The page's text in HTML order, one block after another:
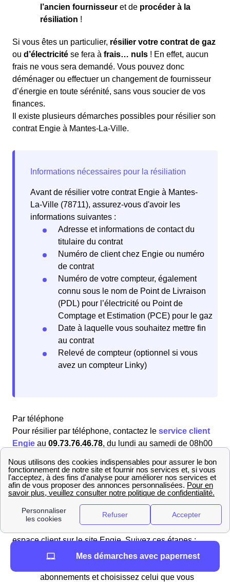
l’ancien fournisseur et de procéder à la
résiliation !
Si vous êtes un particulier, résilier votre contrat de gaz
ou d’électricité se fera à frais… nuls ! En effet, aucun
frais ne vous sera demandé. Vous pouvez donc
déménager ou effectuer un changement de fournisseur
d’énergie en toute sérénité, sans vous soucier de vos
finances.
Il existe plusieurs démarches possibles pour résilier son
contrat Engie à Mantes-La-Ville.
Avant de résilier votre contrat Engie à Mantes-
La-Ville (78711), assurez-vous d'avoir les
informations suivantes :
Adresse et informations de contact du
titulaire du contrat
Numéro de client chez Engie ou numéro
de contrat
Numéro de votre compteur, également
connu sous le nom de Point de Livraison
(PDL) pour l’électricité ou Point de
Comptage et Estimation (PCE) pour le gaz
Date à laquelle vous souhaitez mettre fin
au contrat
Relevé de compteur (optionnel si vous
avez un compteur Linky)
Par téléphone
Pour résilier par téléphone, contactez le service client
Engie au 09.73.76.46.78, du lundi au samedi de 08h00
gratuit). Les conseillers vous assisteront dans vos
démarches pour votre logement à Mantes-La-Ville
(78711).
En ligne
Vous pouvez également résilier en ligne via votre
espace client sur le site Engie. Suivez ces étapes :
Connectez-vous à "Mon espace client".
abonnements et choisissez celui que vous
Mes démarches avec papernest